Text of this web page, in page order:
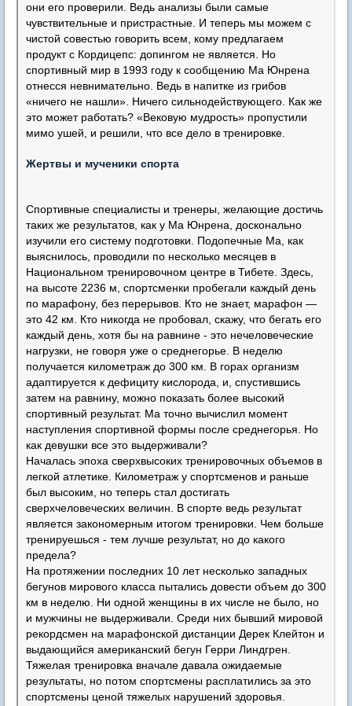
они его проверили. Ведь анализы были самые
чувствительные и пристрастные. И теперь мы можем с
чистой совестью говорить всем, кому предлагаем
продукт с Кордицепс: допингом не является. Но
спортивный мир в 1993 году к сообщению Ма Юнрена
отнесся невнимательно. Ведь в напитке из грибов
«ничего не нашли». Ничего сильнодействующего. Как же
это может работать? «Вековую мудрость» пропустили
мимо ушей, и решили, что все дело в тренировке.
Жертвы и мученики спорта
Спортивные специалисты и тренеры, желающие достичь
таких же результатов, как у Ма Юнрена, досконально
изучили его систему подготовки. Подопечные Ма, как
выяснилось, проводили по несколько месяцев в
Национальном тренировочном центре в Тибете. Здесь,
на высоте 2236 м, спортсменки пробегали каждый день
по марафону, без перерывов. Кто не знает, марафон —
это 42 км. Кто никогда не пробовал, скажу, что бегать его
каждый день, хотя бы на равнине - это нечеловеческие
нагрузки, не говоря уже о среднегорье. В неделю
получается километраж до 300 км. В горах организм
адаптируется к дефициту кислорода, и, спустившись
затем на равнину, можно показать более высокий
спортивный результат. Ма точно вычислил момент
наступления спортивной формы после среднегорья. Но
как девушки все это выдерживали?
Началась эпоха сверхвысоких тренировочных объемов в
легкой атлетике. Километраж у спортсменов и раньше
был высоким, но теперь стал достигать
сверхчеловеческих величин. В спорте ведь результат
является закономерным итогом тренировки. Чем больше
тренируешься - тем лучше результат, но до какого
предела?
На протяжении последних 10 лет несколько западных
бегунов мирового класса пытались довести объем до 300
км в неделю. Ни одной женщины в их числе не было, но
и мужчины не выдерживали. Среди них бывший мировой
рекордсмен на марафонской дистанции Дерек Клейтон и
выдающийся американский бегун Герри Линдгрен.
Тяжелая тренировка вначале давала ожидаемые
результаты, но потом спортсмены расплатились за это
спортсмены ценой тяжелых нарушений здоровья.